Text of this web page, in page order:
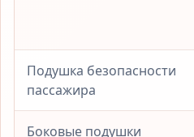
Подушка безопасности
пассажира
Боковые подушки